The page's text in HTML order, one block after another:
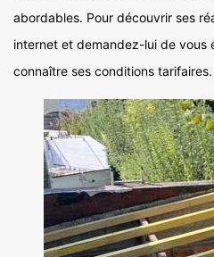
abordables. Pour découvrir ses
internet et demandez-lui de vous
connaître ses conditions tarifaires.